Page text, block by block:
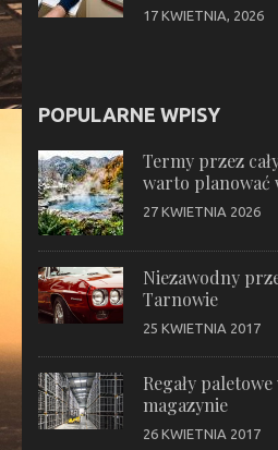
17 KWIETNIA, 2026
POPULARNE WPISY
Termy przez
warto
27 KWIETNIA 2026
Niezawodny
Tarnowie
25 KWIETNIA 2017
Regały
magazynie
26 KWIETNIA 2017